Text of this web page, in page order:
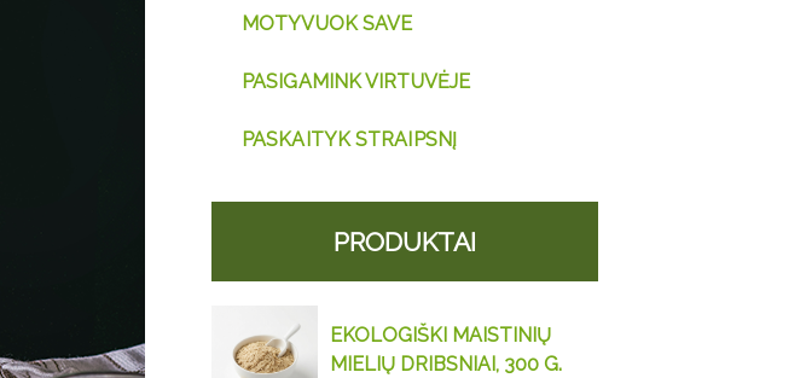
MOTYVUOK SAVE
PASIGAMINK VIRTUVĖJE
PASKAITYK STRAIPSNĮ
PRODUKTAI
EKOLOGIŠKI MAISTINIŲ
MIELIŲ DRIBSNIAI, 300 G.